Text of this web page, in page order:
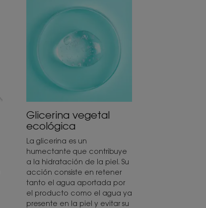
Glicerina vegetal
ecológica
La glicerina es un
humectante que contribuye
a la hidratación de la piel. Su
acción consiste en retener
tanto el agua aportada por
el producto como el agua ya
presente en la piel y evitar su